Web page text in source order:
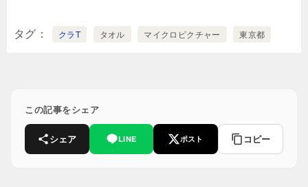
タグ クラT タオル マイクロピクチャー 東京都
この記事をシェア
シェア LINE ポスト コピー